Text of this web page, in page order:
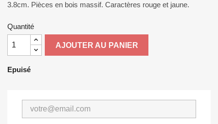
3.8cm. Pièces en bois massif. Caractères rouge et jaune.
Quantité
AJOUTER AU PANIER
Epuisé